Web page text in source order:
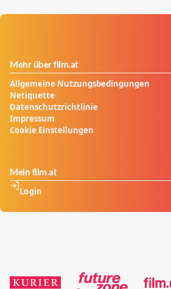
Mehr über film.at
Allgemeine Nutzungsbedingungen
Netiquette
Datenschutzrichtlinie
Impressum
Cookie Einstellungen
Mein film.at
Login